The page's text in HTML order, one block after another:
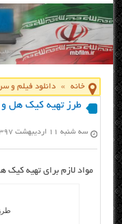
خانه » دانلود فیلم و
طرز تهیه کیک هل و
سه شنبه ۱۱ اردیبهشت ۱۳۹۷
مواد لازم برای تهیه کیک